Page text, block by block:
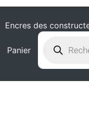
Encres des
Panier